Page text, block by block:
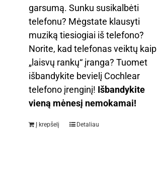
garsumą. Sunku susikalbėti
telefonu? Mėgstate klausyti
muziką tiesiogiai iš telefono?
Norite, kad telefonas veiktų kaip
„laisvų rankų“ įranga? Tuomet
išbandykite bevielį Cochlear
telefono įrenginį! Išbandykite
vieną mėnesį nemokamai!
Į krepšelį Detaliau